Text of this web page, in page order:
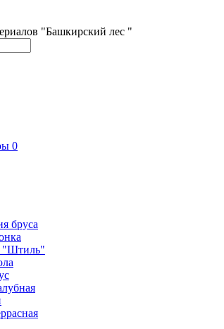
"Башкирский лес "
0
бруса
"Штиль"